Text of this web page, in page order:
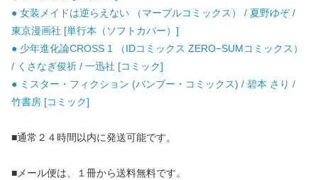
● 女装メイドは逆らえない （マーブルコミックス） / 夏野ゆぞ /
東京漫画社 [単行本（ソフトカバー）]
● 少年進化論CROSS 1 （IDコミックス ZERO−SUMコミックス）
/ くさなぎ俊祈 / 一迅社 [コミック]
● ミスター・フィクション (バンブー・コミックス) / 碧本 さり /
竹書房 [コミック]
■通常２４時間以内に発送可能です。
■メール便は、１冊から送料無料です。